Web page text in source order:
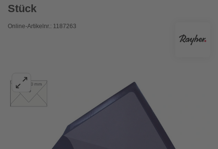
Stück
Online-Artikelnr.: 1187263